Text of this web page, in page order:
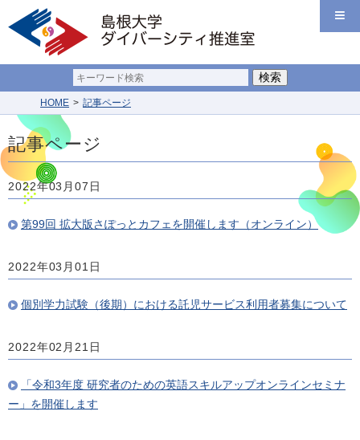
HOME 記事ページ
記事ページ
2022年03月07日
第99回 拡大版さぽっとカフェを開催します（オンライン）
2022年03月01日
個別学力試験（後期）における託児サービス利用者募集について
2022年02月21日
「令和3年度 研究者のための英語スキルアップオンラインセミナ
ー」を開催します